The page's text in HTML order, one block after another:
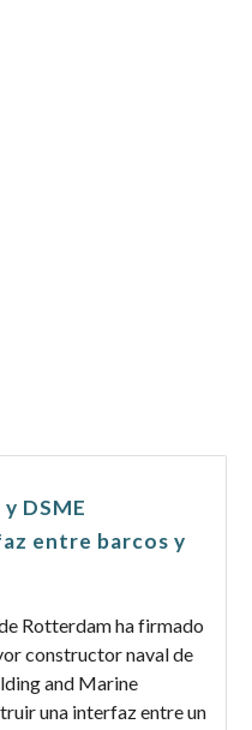
DSME
entre barcos y
Rotterdam ha firmado
constructor naval de
and Marine
una interfaz entre un